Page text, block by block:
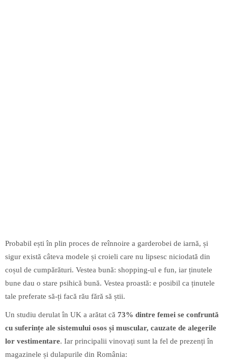
Probabil ești în plin proces de reînnoire a garderobei de iarnă, și
sigur există câteva modele și croieli care nu lipsesc niciodată din
coșul de cumpărături. Vestea bună: shopping-ul e fun, iar ținutele
bune dau o stare psihică bună. Vestea proastă: e posibil ca ținutele
tale preferate să-ți facă rău fără să știi.
Un studiu derulat în UK a arătat că 73% dintre femei se confruntă
cu suferințe ale sistemului osos și muscular, cauzate de alegerile
lor vestimentare. Iar principalii vinovați sunt la fel de prezenți în
magazinele și dulapurile din România: